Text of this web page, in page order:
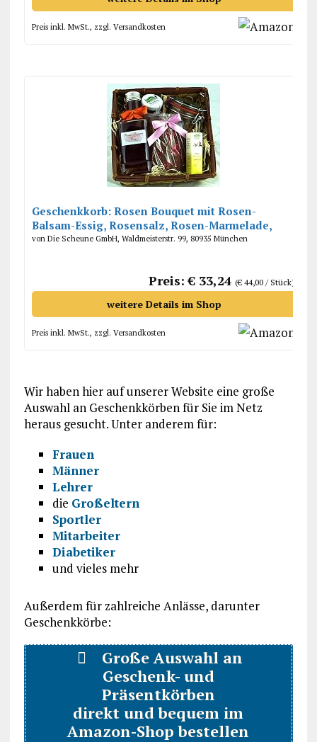
Preis inkl. MwSt., zzgl. Versandkosten
Geschenkkorb: Rosen Bouquet mit Rosen-
Balsam-Essig, Rosensalz, Rosen-Marmelade,
Schokolade mit Rosenblüten
von Die Scheune GmbH, Waldmeisterstr. 99, 80935 München
Preis: € 33,24 (€ 44,00 / Stück)
weitere Details im Shop
Preis inkl. MwSt., zzgl. Versandkosten
Wir haben hier auf unserer Website eine große
Auswahl an Geschenkkörben für Sie im Netz
heraus gesucht. Unter anderem für:
Frauen
Männer
Lehrer
die Großeltern
Sportler
Mitarbeiter
Diabetiker
und vieles mehr
Außerdem für zahlreiche Anlässe, darunter
Geschenkkörbe:
Große Auswahl an
Geschenk- und
Präsentkörben
direkt und bequem im
Amazon-Shop bestellen